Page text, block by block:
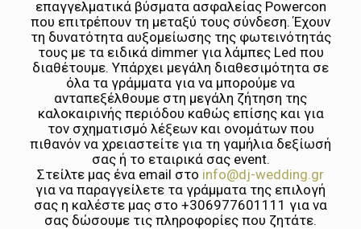
επαγγελματικά βύσματα ασφαλείας Powercon
που επιτρέπουν τη μεταξύ τους σύνδεση. Έχουν
τη δυνατότητα αυξομείωσης της φωτεινότητάς
τους με τα ειδικά dimmer για λάμπες Led που
διαθέτουμε. Υπάρχει μεγάλη διαθεσιμότητα σε
όλα τα γράμματα για να μπορούμε να
ανταπεξέλθουμε στη μεγάλη ζήτηση της
καλοκαιρινής περιόδου καθώς επίσης και για
τον σχηματισμό λέξεων και ονομάτων που
πιθανόν να χρειαστείτε για τη γαμήλια δεξίωσή
σας ή το εταιρικά σας event.
Στείλτε μας ένα email στο info@dj-wedding.gr
για να παραγγείλετε τα γράμματα της επιλογή
σας η καλέστε μας στο +306977601111 για να
σας δώσουμε τις πληροφορίες που ζητάτε.